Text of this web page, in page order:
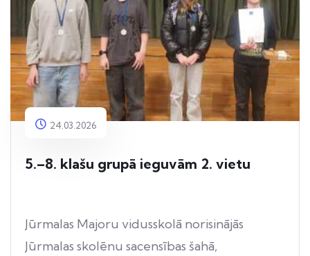
24.03.2026
5.–8. klašu grupā ieguvām 2. vietu
Jūrmalas Majoru vidusskolā norisinājās
Jūrmalas skolēnu sacensības šahā,